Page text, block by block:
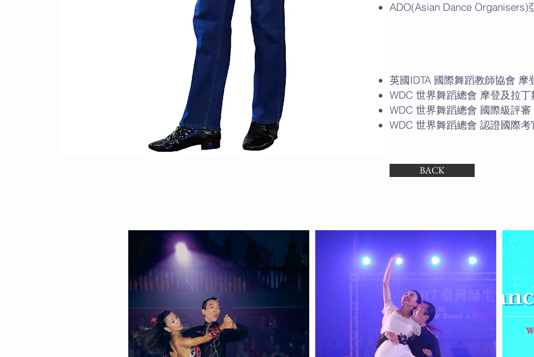
ADO(Asian Dance Organisers)
英國IDTA 國際舞蹈教師協會 摩
WDC 世界舞蹈總會 摩登及拉
WDC 世界舞蹈總會 國際級評審
WDC 世界舞蹈總會 認證國際考
BACK